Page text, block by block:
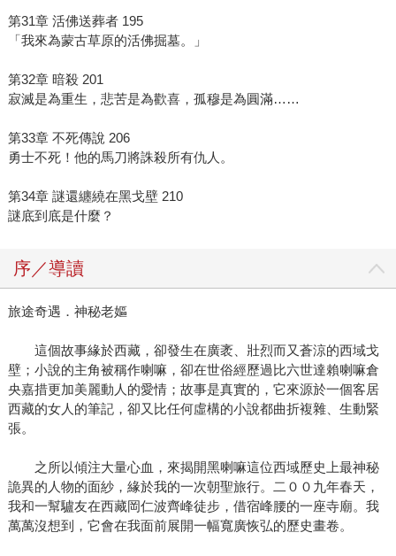
第31章 活佛送葬者 195
「我來為蒙古草原的活佛掘墓。」
第32章 暗殺 201
寂滅是為重生，悲苦是為歡喜，孤穆是為圓滿……
第33章 不死傳說 206
勇士不死！他的馬刀將誅殺所有仇人。
第34章 謎還纏繞在黑戈壁 210
謎底到底是什麼？
序／導讀
旅途奇遇．神秘老嫗
這個故事緣於西藏，卻發生在廣袤、壯烈而又蒼涼的西域戈
壁；小說的主角被稱作喇嘛，卻在世俗經歷過比六世達賴喇嘛倉
央嘉措更加美麗動人的愛情；故事是真實的，它來源於一個客居
西藏的女人的筆記，卻又比任何虛構的小說都曲折複雜、生動緊
張。
之所以傾注大量心血，來揭開黑喇嘛這位西域歷史上最神秘
詭異的人物的面紗，緣於我的一次朝聖旅行。二００九年春天，
我和一幫驢友在西藏岡仁波齊峰徒步，借宿峰腰的一座寺廟。我
萬萬沒想到，它會在我面前展開一幅寬廣恢弘的歷史畫卷。